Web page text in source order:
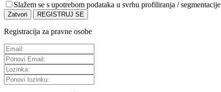
Slažem se s upotrebom podataka u svrhu profiliranja / segmentacije
Zatvori REGISTRUJ SE
Registracija za pravne osobe